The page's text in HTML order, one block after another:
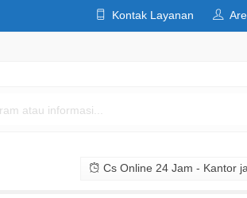
Kontak Layanan
Cs Online 24 Jam - Kantor